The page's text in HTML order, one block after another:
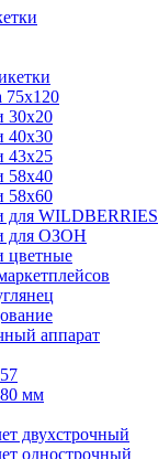
75х120
30х20
40х30
43х25
58х40
58х60
для WILDBERRIES
для ОЗОН
цветные
аппарат
80 мм
двухстрочный
однострочный